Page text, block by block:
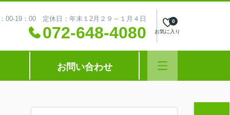
00-19：00 定休日：年末１2月２９～１月４日
072-648-4080 お気に入り
0
お問い合わせ